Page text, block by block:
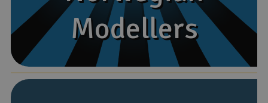
Båter
Droner
Droner for FPV
Modellers
Modellers